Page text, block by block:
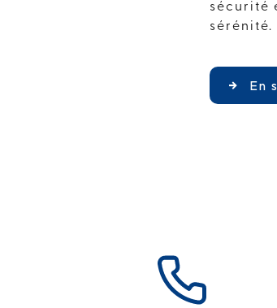
sécurité
sérénité.
En